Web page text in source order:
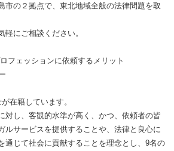
市の２拠点で、東北地域全般の法律問題を取
にご相談ください。
フェッションに依頼するメリット
在籍しています。
対し、客観的水準が高く、かつ、依頼者の皆
ルサービスを提供することや、法律と良心に
通じて社会に貢献することを理念とし、9名の